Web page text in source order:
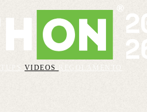
VIDEOS
REGOLAMENTO